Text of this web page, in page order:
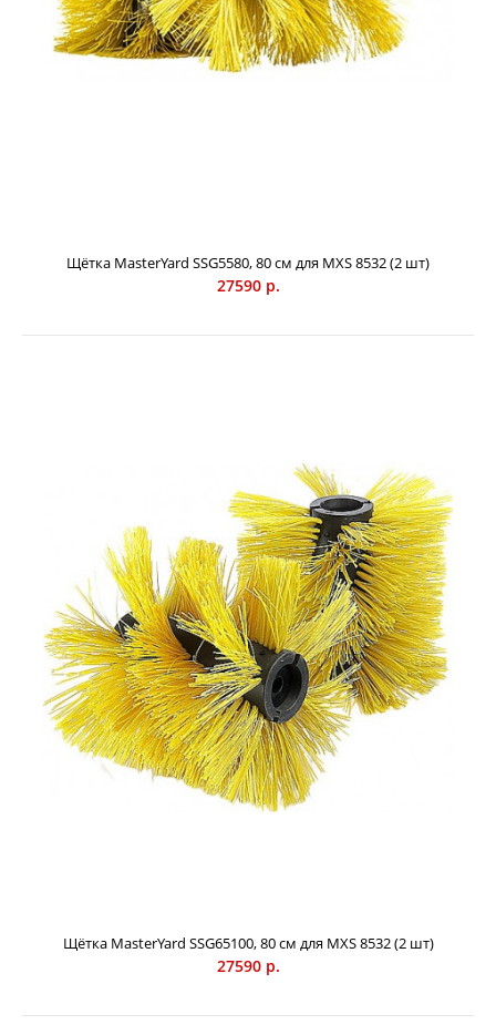
Щетка со смешанной щетиной (50% полипропилен / 50%
Щётка MasterYard SSG5580, 80 см для MXS 8532 (2 шт)
27590 р.
Щётка MasterYard SSG65100, 80 см для MXS 8532 (2 шт)
27590 р.